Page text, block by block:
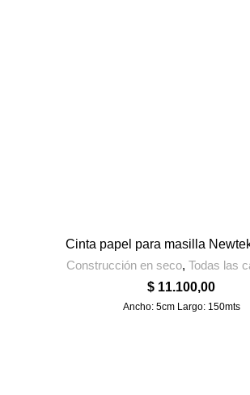
Cinta papel para masilla
Construcción en seco, Todas las
$ 11.100,00
Ancho: 5cm Largo: 150mts